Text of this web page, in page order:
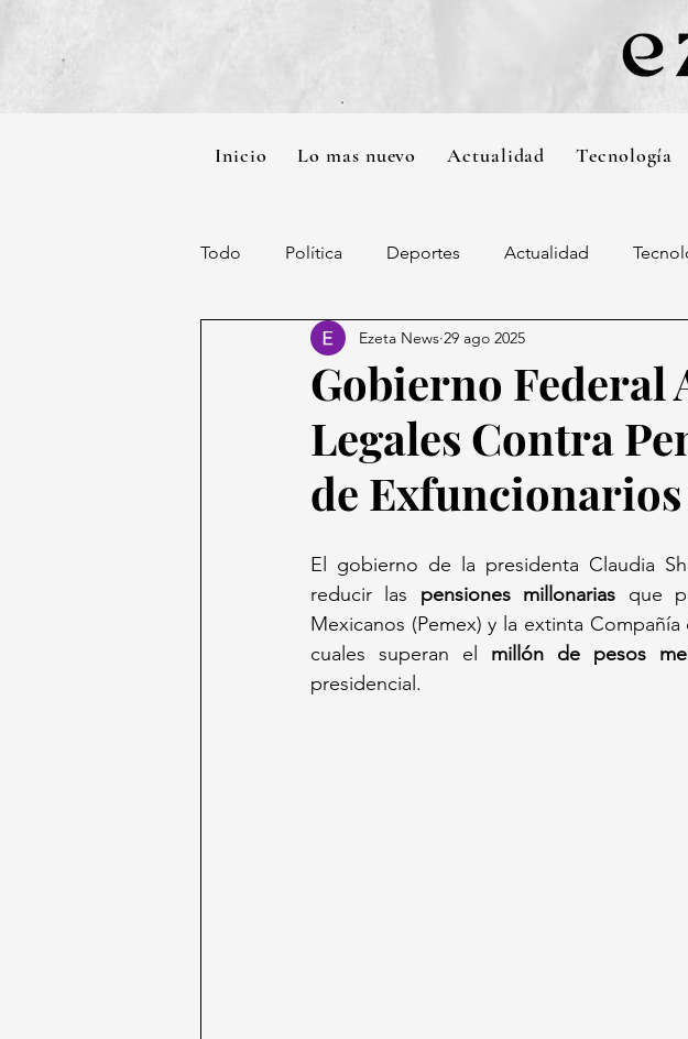
Inicio Lo mas nuevo Actualidad Tecnología
Todo Política Deportes Actualidad
Gobierno Federal
Legales Contra
de Exfuncionarios
Ezeta News 29 ago 2025
El gobierno de la presidenta Claudia
reducir las pensiones millonarias que
Mexicanos (Pemex) y la extinta
cuales superan el millón de pesos
presidencial.